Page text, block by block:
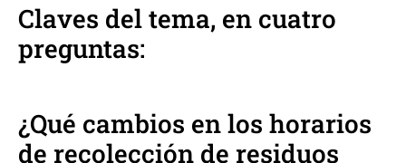
Claves del tema, en cuatro
preguntas:
¿Qué cambios en los horarios
de recolección de residuos